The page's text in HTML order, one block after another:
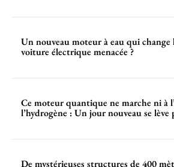
Un nouveau moteur à eau qui change
voiture électrique menacée ?
Ce moteur quantique ne marche ni à
l’hydrogène : Un jour nouveau se
De mystérieuses structures de 400